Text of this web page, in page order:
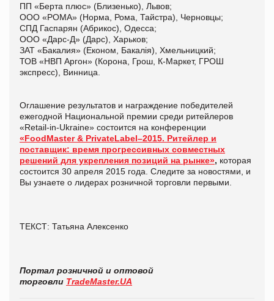
ПП «Берта плюс» (Близенько), Львов;
ООО «РОМА» (Норма, Рома, Тайстра), Черновцы;
СПД Гаспарян (Абрикос), Одесса;
ООО «Дарс-Д» (Дарс), Харьков;
ЗАТ «Бакалия» (Економ, Бакалія), Хмельницкий;
ТОВ «НВП Аргон» (Корона, Грош, К-Маркет, ГРОШ
экспресс), Винница.
Оглашение результатов и награждение победителей
ежегодной Национальной премии среди ритейлеров
«Retail-in-Ukraine» состоится на конференции
«FoodMaster & PrivateLabel–2015. Ритейлер и
поставщик: время прогрессивных совместных
решений для укрепления позиций на рынке», которая
состоится 30 апреля 2015 года. Следите за новостями, и
Вы узнаете о лидерах розничной торговли первыми.
ТЕКСТ: Татьяна Алексенко
Портал розничной и оптовой
торговли TradeMaster.UA